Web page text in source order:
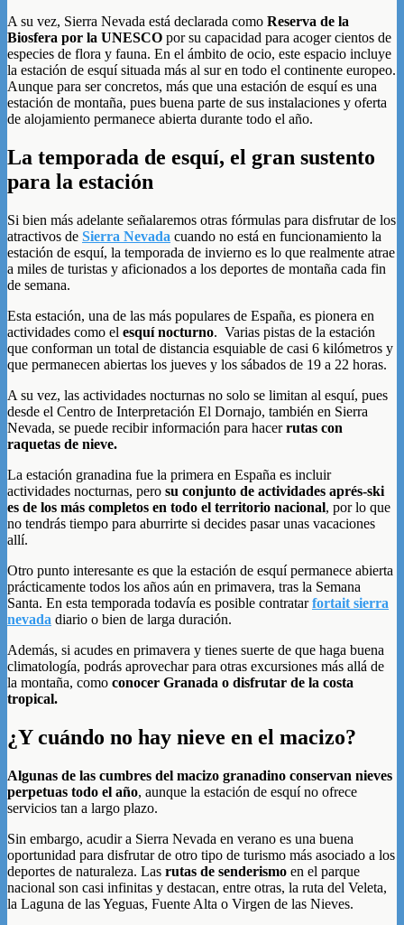
A su vez, Sierra Nevada está declarada como Reserva de la
Biosfera por la UNESCO por su capacidad para acoger cientos de
especies de flora y fauna. En el ámbito de ocio, este espacio incluye
la estación de esquí situada más al sur en todo el continente europeo.
Aunque para ser concretos, más que una estación de esquí es una
estación de montaña, pues buena parte de sus instalaciones y oferta
de alojamiento permanece abierta durante todo el año.
La temporada de esquí, el gran sustento
para la estación
Si bien más adelante señalaremos otras fórmulas para disfrutar de los
atractivos de Sierra Nevada cuando no está en funcionamiento la
estación de esquí, la temporada de invierno es lo que realmente atrae
a miles de turistas y aficionados a los deportes de montaña cada fin
de semana.
Esta estación, una de las más populares de España, es pionera en
actividades como el esquí nocturno. Varias pistas de la estación
que conforman un total de distancia esquiable de casi 6 kilómetros y
que permanecen abiertas los jueves y los sábados de 19 a 22 horas.
A su vez, las actividades nocturnas no solo se limitan al esquí, pues
desde el Centro de Interpretación El Dornajo, también en Sierra
Nevada, se puede recibir información para hacerrutas con
raquetas de nieve.
La estación granadina fue la primera en España es incluir
actividades nocturnas, pero su conjunto de actividades aprés-ski
es de los más completos en todo el territorio nacional, por lo que
no tendrás tiempo para aburrirte si decides pasar unas vacaciones
allí.
Otro punto interesante es que la estación de esquí permanece abierta
prácticamente todos los años aún en primavera, tras la Semana
Santa. En esta temporada todavía es posible contratarfortait sierra
nevada diario o bien de larga duración.
Además, si acudes en primavera y tienes suerte de que haga buena
climatología, podrás aprovechar para otras excursiones más allá de
la montaña, como conocer Granada o disfrutar de la costa
tropical.
¿Y cuándo no hay nieve en el macizo?
Algunas de las cumbres del macizo granadino conservan nieves
perpetuas todo el año, aunque la estación de esquí no ofrece
servicios tan a largo plazo.
Sin embargo, acudir a Sierra Nevada en verano es una buena
oportunidad para disfrutar de otro tipo de turismo más asociado a los
deportes de naturaleza. Las rutas de senderismo en el parque
nacional son casi infinitas y destacan, entre otras, la ruta del Veleta,
la Laguna de las Yeguas, Fuente Alta o Virgen de las Nieves.